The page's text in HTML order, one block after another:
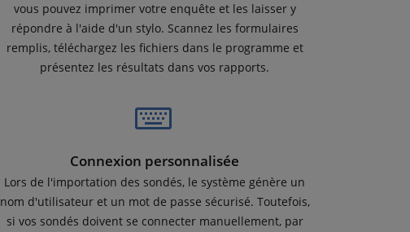
vous pouvez imprimer votre enquête et les laisser y
répondre à l'aide d'un stylo. Scannez les formulaires
remplis, téléchargez les fichiers dans le programme et
présentez les résultats dans vos rapports.
Connexion personnalisée
Lors de l'importation des sondés, le système génère un
nom d'utilisateur et un mot de passe sécurisé. Toutefois,
si vos sondés doivent se connecter manuellement, par